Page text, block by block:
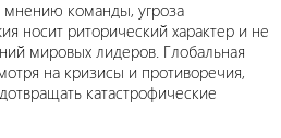
команды, угроза
носит риторический характер и не
мировых лидеров. Глобальная
на кризисы и противоречия,
катастрофические